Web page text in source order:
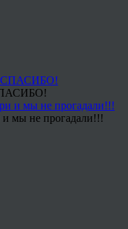
и мы не прогадали!!!